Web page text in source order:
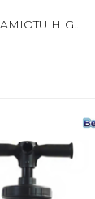
STELAŻ DO NAMIOTU HIGH PEAK 4 SZT. ŚREDNICA STELAŻA: 7,5 MM 41710